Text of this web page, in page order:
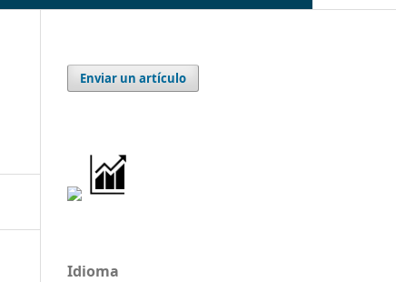
Enviar un artículo
Idioma